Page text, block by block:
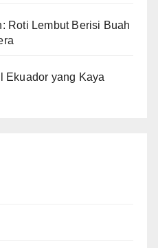
Roti Lembut Berisi Buah
Ekuador yang Kaya